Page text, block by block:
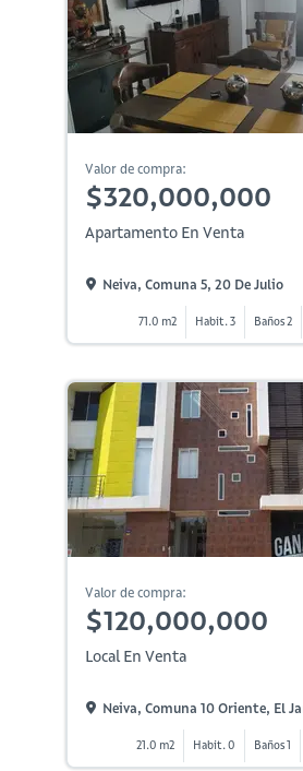
Valor de compra:
$320,000,000
Apartamento En Venta
Neiva, Comuna 5, 20 De Julio
71.0 m2 Habit. 3 Baños 2
Valor de compra:
$120,000,000
Local En Venta
Neiva, Comuna 10 Oriente, El
21.0 m2 Habit. 0 Baños 1